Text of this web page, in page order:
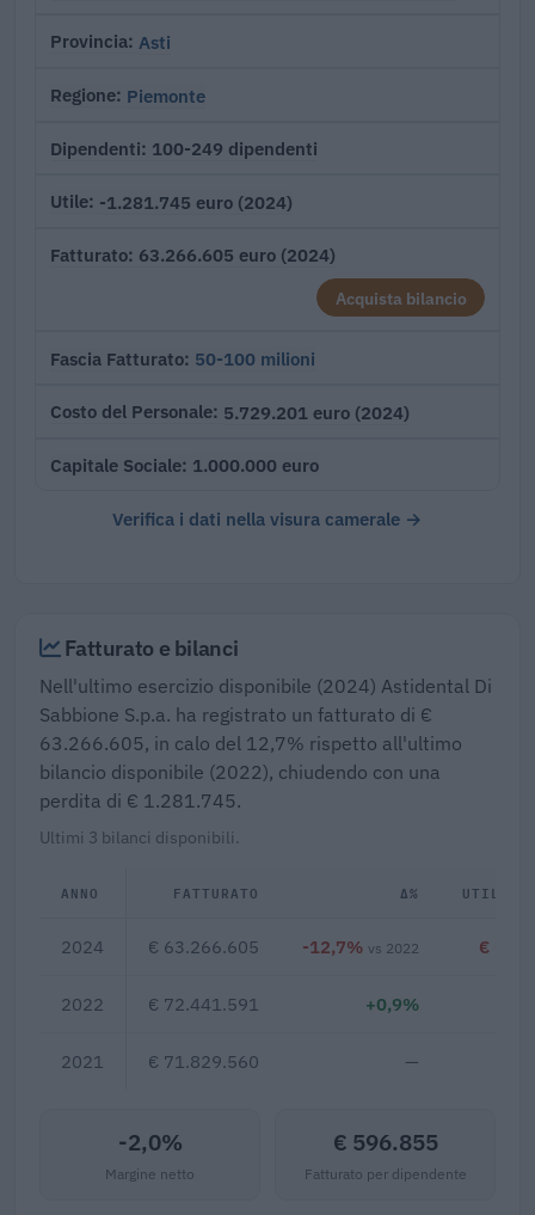
Provincia Asti
Regione Piemonte
Dipendenti 100-249 dipendenti
Utile -1.281.745 euro (2024)
Fatturato 63.266.605 euro (2024)
Acquista bilancio
Fascia Fatturato 50-100 milioni
Costo del Personale 5.729.201 euro (2024)
Capitale Sociale 1.000.000 euro
Verifica i dati nella visura camerale →
Fatturato e bilanci
Nell'ultimo esercizio disponibile (2024) Astidental Di
Sabbione S.p.a. ha registrato un fatturato di €
63.266.605, in calo del 12,7% rispetto all'ultimo
bilancio disponibile (2022), chiudendo con una
perdita di € 1.281.745.
Ultimi 3 bilanci disponibili.
ANNO FATTURATO Δ% UTILE/
2024 € 63.266.605 -12,7% vs 2022 € -
2022 € 72.441.591 +0,9%
2021 € 71.829.560 —
-2,0%
Margine netto
€ 596.855
Fatturato per dipendente